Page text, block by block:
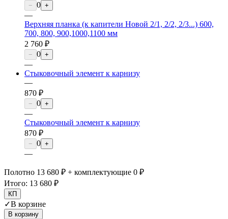
− 0 +
—
Верхняя планка (к капители Новой 2/1, 2/2, 2/3...) 600,
700, 800, 900,1000,1100 мм
2 760 ₽
− 0 +
—
Стыковочный элемент к карнизу
—
870 ₽
− 0 +
—
Стыковочный элемент к карнизу
870 ₽
− 0 +
—
Полотно 13 680 ₽ + комплектующие 0 ₽
Итого: 13 680 ₽
КП
✓В корзине
В корзину